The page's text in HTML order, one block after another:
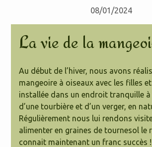
08/01/2024
La vie de la
Au début de l’hiver, nous avons
mangeoire à oiseaux avec les filles et
installée dans un endroit tranquille à
d’une tourbière et d’un verger, en
Régulièrement nous lui rendons
alimenter en graines de tournesol le
connait maintenant un franc succès !